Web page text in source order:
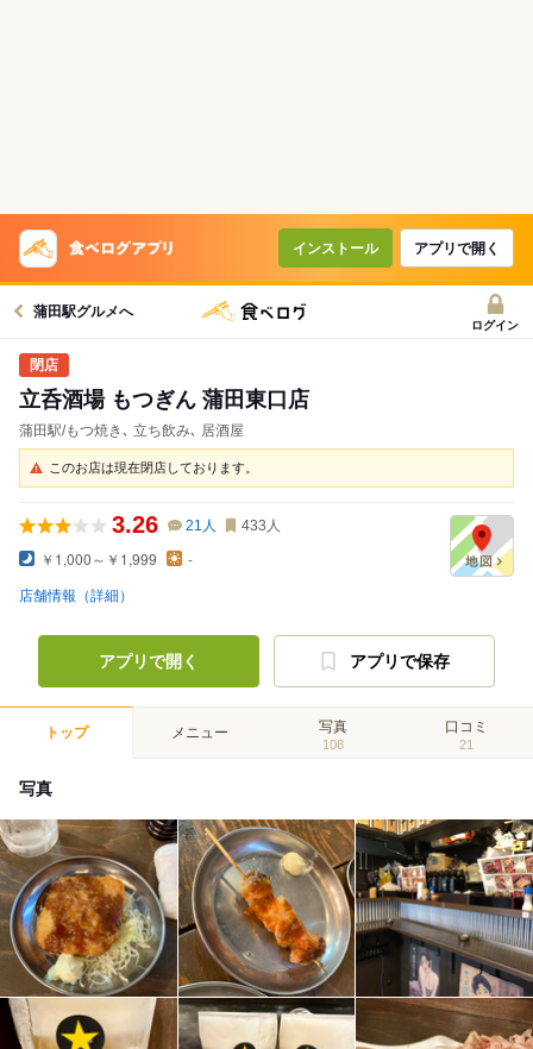
インストール アプリで開く
蒲田駅グルメへ
ログイン
立呑酒場 もつぎん 蒲田東口店
蒲田駅/もつ焼き､ 立ち飲み､ 居酒屋
このお店は現在閉店しております。
3.26 21 人 433 人
￥1,000～￥1,999 -
店舗情報（詳細）
アプリで開く アプリで保存
トップ メニュー 写真
108
口コミ
21
写真